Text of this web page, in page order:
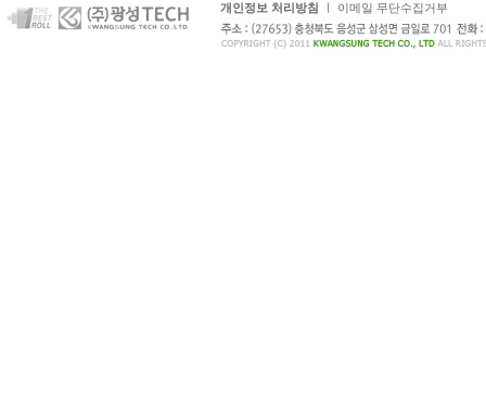
개인정보 처리방침 ㅣ 이메일 무단수집거부